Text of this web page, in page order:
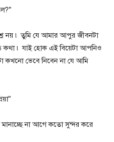
নয় ৷ তুমি যে আমার আপুর জীবনটা
কথা ৷ যাই হোক এই বিয়েটা আপনিও
কখনো ভেবে নিবেন না যে আমি
মানাচ্ছে না আগে কতো সুন্দর করে